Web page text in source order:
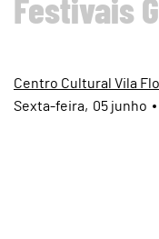
Festivais
Centro Cultural Vila
05 junho
Sexta